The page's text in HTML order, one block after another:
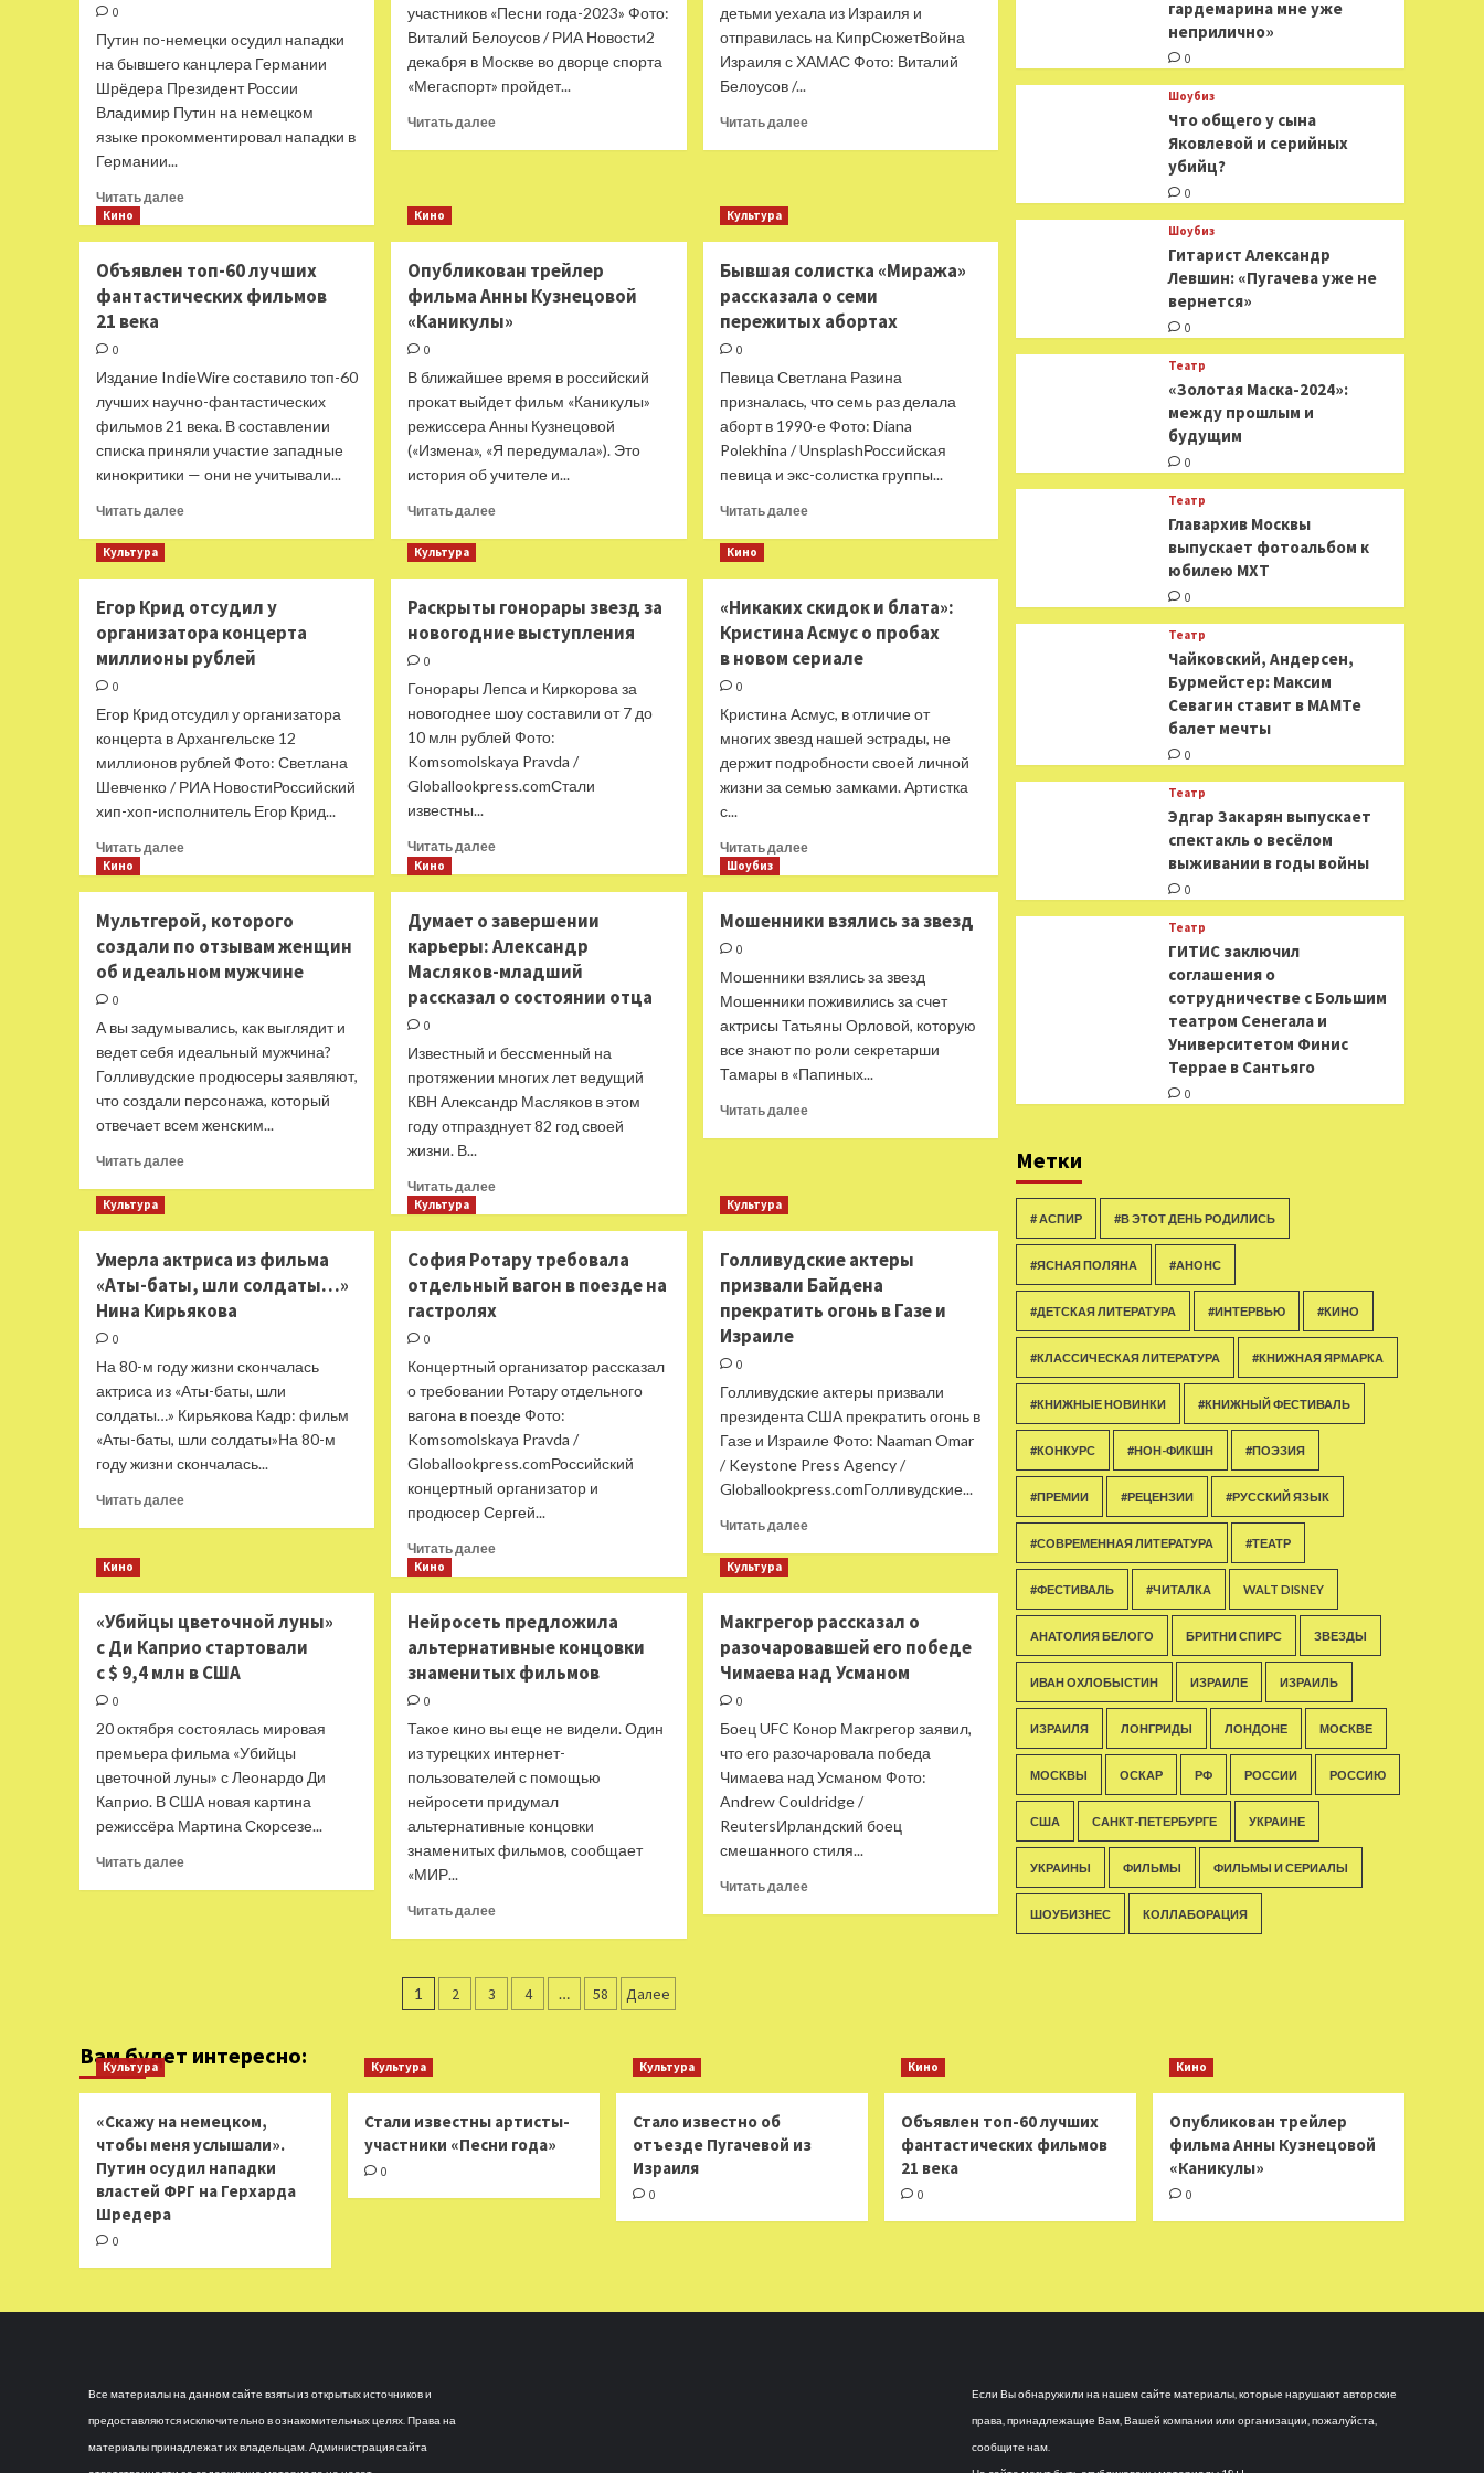
0
Путин по-немецки осудил нападки
на бывшего канцлера Германии
Шрёдера Президент России
Владимир Путин на немецком
языке прокомментировал нападки в
Германии...
Читать далееПрочитать
на
немецком,
Путин
осудил
нападки
властей
Герхарда
участников «Песни года-2023» Фото:
Виталий Белоусов / РИА Новости2
декабря в Москве во дворце спорта
«Мегаспорт» пройдет...
Читать далееПрочитать
участники
«Песни
детьми уехала из Израиля и
отправилась на КипрСюжетВойна
Израиля с ХАМАС Фото: Виталий
Белоусов /...
Читать далееПрочитать
отъезде
Пугачевой
Израиля
Кино
Объявлен топ-60 лучших
фантастических фильмов
21 века
0
Издание IndieWire составило топ-60
лучших научно-фантастических
фильмов 21 века. В составлении
списка приняли участие западные
кинокритики — они не учитывали...
Читать далееПрочитать
лучших
фантастических
фильмов
Кино
Опубликован трейлер
фильма Анны Кузнецовой
«Каникулы»
0
В ближайшее время в российский
прокат выйдет фильм «Каникулы»
режиссера Анны Кузнецовой
(«Измена», «Я передумала»). Это
история об учителе и...
Читать далееПрочитать
фильма
Анны
Культура
Бывшая солистка «Миража»
рассказала о семи
пережитых абортах
0
Певица Светлана Разина
призналась, что семь раз делала
аборт в 1990-е Фото: Diana
Polekhina / UnsplashРоссийская
певица и экс-солистка группы...
Читать далееПрочитать
«Миража»
рассказала
о
абортах
Культура
Егор Крид отсудил у
организатора концерта
миллионы рублей
0
Егор Крид отсудил у организатора
концерта в Архангельске 12
миллионов рублей Фото: Светлана
Шевченко / РИА НовостиРоссийский
хип-хоп-исполнитель Егор Крид...
Читать далееПрочитать
Крид
отсудил
у
миллионы
рублей
Культура
Раскрыты гонорары звезд за
новогодние выступления
0
Гонорары Лепса и Киркорова за
новогоднее шоу составили от 7 до
10 млн рублей Фото:
Komsomolskaya Pravda /
Globallookpress.comСтали
известны...
Читать далееПрочитать
гонорары
звезд
за
новогодние
Кино
«Никаких скидок и блата»:
Кристина Асмус о пробах
в новом сериале
0
Кристина Асмус, в отличие от
многих звезд нашей эстрады, не
держит подробности своей личной
жизни за семью замками. Артистка
с...
Читать далееПрочитать
скидок
о пробах
в новом
сериале
Кино
Мультгерой, которого
создали по отзывам женщин
об идеальном мужчине
0
А вы задумывались, как выглядит и
ведет себя идеальный мужчина?
Голливудские продюсеры заявляют,
что создали персонажа, который
отвечает всем женским...
Читать далееПрочитать
создали
по отзывам
женщин
Кино
Думает о завершении
карьеры: Александр
Масляков-младший
рассказал о состоянии отца
0
Известный и бессменный на
протяжении многих лет ведущий
КВН Александр Масляков в этом
году отпразднует 82 год своей
жизни. В...
Читать далееПрочитать
о завершении
карьеры:
Александр
рассказал
о состоянии
отца
Шоубиз
Мошенники взялись за звезд
0
Мошенники взялись за звезд
Мошенники поживились за счет
актрисы Татьяны Орловой, которую
все знают по роли секретарши
Тамары в «Папиных...
Читать далееПрочитать
звезд
Культура
Умерла актриса из фильма
«Аты-баты, шли солдаты…»
Нина Кирьякова
0
На 80-м году жизни скончалась
актриса из «Аты-баты, шли
солдаты…» Кирьякова Кадр: фильм
«Аты-баты, шли солдаты»На 80-м
году жизни скончалась...
Читать далееПрочитать
фильма
«Аты-
баты,
Нина
Кирьякова
Культура
София Ротару требовала
отдельный вагон в поезде на
гастролях
0
Концертный организатор рассказал
о требовании Ротару отдельного
вагона в поезде Фото:
Komsomolskaya Pravda /
Globallookpress.comРоссийский
концертный организатор и
продюсер Сергей...
Читать далееПрочитать
Ротару
требовала
отдельный
поезде
на
гастролях
Культура
Голливудские актеры
призвали Байдена
прекратить огонь в Газе и
Израиле
0
Голливудские актеры призвали
президента США прекратить огонь в
Газе и Израиле Фото: Naaman Omar
/ Keystone Press Agency /
Globallookpress.comГолливудские...
Читать далееПрочитать
призвали
Байдена
прекратить
Газе
и
Израиле
Кино
«Убийцы цветочной луны»
с Ди Каприо стартовали
с $ 9,4 млн в США
0
20 октября состоялась мировая
премьера фильма «Убийцы
цветочной луны» с Леонардо Ди
Каприо. В США новая картина
режиссёра Мартина Скорсезе...
Читать далееПрочитать
в США
Кино
Нейросеть предложила
альтернативные концовки
знаменитых фильмов
0
Такое кино вы еще не видели. Один
из турецких интернет-
пользователей с помощью
нейросети придумал
альтернативные концовки
знаменитых фильмов, сообщает
«МИР...
Читать далееПрочитать
предложила
альтернативные
Культура
Макгрегор рассказал о
разочаровавшей его победе
Чимаева над Усманом
0
Боец UFC Конор Макгрегор заявил,
что его разочаровала победа
Чимаева над Усманом Фото:
Andrew Couldridge /
ReutersИрландский боец
смешанного стиля...
Читать далееПрочитать
над
Пагинация
1 2 3 4 … 58 Далее
гардемарина мне уже
неприлично»
0
Шоубиз
Что общего у сына
Яковлевой и серийных
убийц?
0
Шоубиз
Гитарист Александр
Левшин: «Пугачева уже не
вернется»
0
Театр
«Золотая Маска-2024»:
между прошлым и
будущим
0
Театр
​​Главархив Москвы
выпускает фотоальбом к
юбилею МХТ
0
Театр
​​Чайковский, Андерсен,
Бурмейстер: Максим
Севагин ставит в МАМТе
балет мечты
0
Театр
Эдгар Закарян выпускает
спектакль о весёлом
выживании в годы войны
0
Театр
ГИТИС заключил
соглашения о
сотрудничестве с Большим
театром Сенегала и
Университетом Финис
Террае в Сантьяго
0
Метки
# АСПИР #В ЭТОТ ДЕНЬ РОДИЛИСЬ
#ЯСНАЯ ПОЛЯНА #АНОНС
#ДЕТСКАЯ ЛИТЕРАТУРА #ИНТЕРВЬЮ #КИНО
#КЛАССИЧЕСКАЯ ЛИТЕРАТУРА #КНИЖНАЯ ЯРМАРКА
#КНИЖНЫЕ НОВИНКИ #КНИЖНЫЙ ФЕСТИВАЛЬ
#КОНКУРС #НОН-ФИКШН #ПОЭЗИЯ
#ПРЕМИИ #РЕЦЕНЗИИ #РУССКИЙ ЯЗЫК
#СОВРЕМЕННАЯ ЛИТЕРАТУРА #ТЕАТР
#ФЕСТИВАЛЬ #ЧИТАЛКА WALT DISNEY
АНАТОЛИЯ БЕЛОГО БРИТНИ СПИРС ЗВЕЗДЫ
ИВАН ОХЛОБЫСТИН ИЗРАИЛЕ ИЗРАИЛЬ
ИЗРАИЛЯ ЛОНГРИДЫ ЛОНДОНЕ МОСКВЕ
МОСКВЫ ОСКАР РФ РОССИИ РОССИЮ
США САНКТ-ПЕТЕРБУРГЕ УКРАИНЕ
УКРАИНЫ ФИЛЬМЫ ФИЛЬМЫ И СЕРИАЛЫ
ШОУБИЗНЕС КОЛЛАБОРАЦИЯ
Вам будет интересно:
Культура
«Скажу на немецком,
чтобы меня услышали».
Путин осудил нападки
властей ФРГ на Герхарда
Шредера
0
Культура
Стали известны артисты-
участники «Песни года»
0
Культура
Стало известно об
отъезде Пугачевой из
Израиля
0
Кино
Объявлен топ-60 лучших
фантастических фильмов
21 века
0
Кино
Опубликован трейлер
фильма Анны Кузнецовой
«Каникулы»
0
Все материалы на данном сайте взяты из открытых источников и
предоставляются исключительно в ознакомительных целях. Права на
материалы принадлежат их владельцам. Администрация сайта
Если Вы обнаружили на нашем сайте материалы, которые нарушают авторские
права, принадлежащие Вам, Вашей компании или организации, пожалуйста,
сообщите нам.